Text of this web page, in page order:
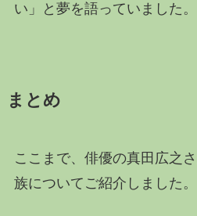
い」と夢を語っていました。
まとめ
ここまで、俳優の真田広之
族についてご紹介しました。